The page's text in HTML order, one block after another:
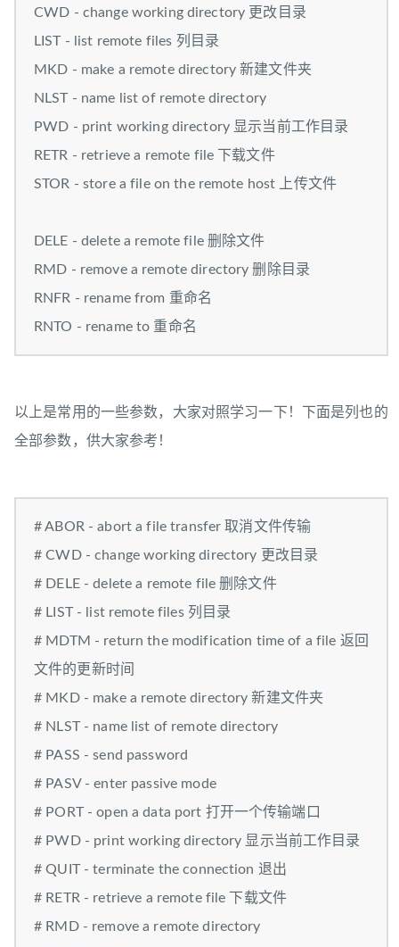
CWD - change working directory 更改目录
LIST - list remote files 列目录
MKD - make a remote directory 新建文件夹
NLST - name list of remote directory
PWD - print working directory 显示当前工作目录
RETR - retrieve a remote file 下载文件
STOR - store a file on the remote host 上传文件
DELE - delete a remote file 删除文件
RMD - remove a remote directory 删除目录
RNFR - rename from 重命名
RNTO - rename to 重命名
以上是常用的一些参数，大家对照学习一下！下面是列也的
全部参数，供大家参考！
# ABOR - abort a file transfer 取消文件传输
# CWD - change working directory 更改目录
# DELE - delete a remote file 删除文件
# LIST - list remote files 列目录
# MDTM - return the modification time of a file 返回
文件的更新时间
# MKD - make a remote directory 新建文件夹
# NLST - name list of remote directory
# PASS - send password
# PASV - enter passive mode
# PORT - open a data port 打开一个传输端口
# PWD - print working directory 显示当前工作目录
# QUIT - terminate the connection 退出
# RETR - retrieve a remote file 下载文件
# RMD - remove a remote directory